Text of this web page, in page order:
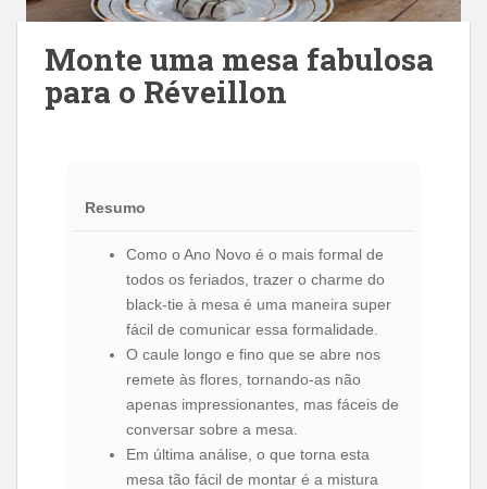
Monte uma mesa fabulosa
para o Réveillon
Resumo
Como o Ano Novo é o mais formal de
todos os feriados, trazer o charme do
black-tie à mesa é uma maneira super
fácil de comunicar essa formalidade.
O caule longo e fino que se abre nos
remete às flores, tornando-as não
apenas impressionantes, mas fáceis de
conversar sobre a mesa.
Em última análise, o que torna esta
mesa tão fácil de montar é a mistura